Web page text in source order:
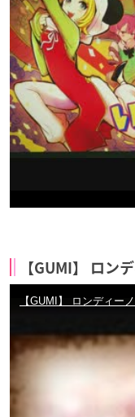
【GUMI】 ロン